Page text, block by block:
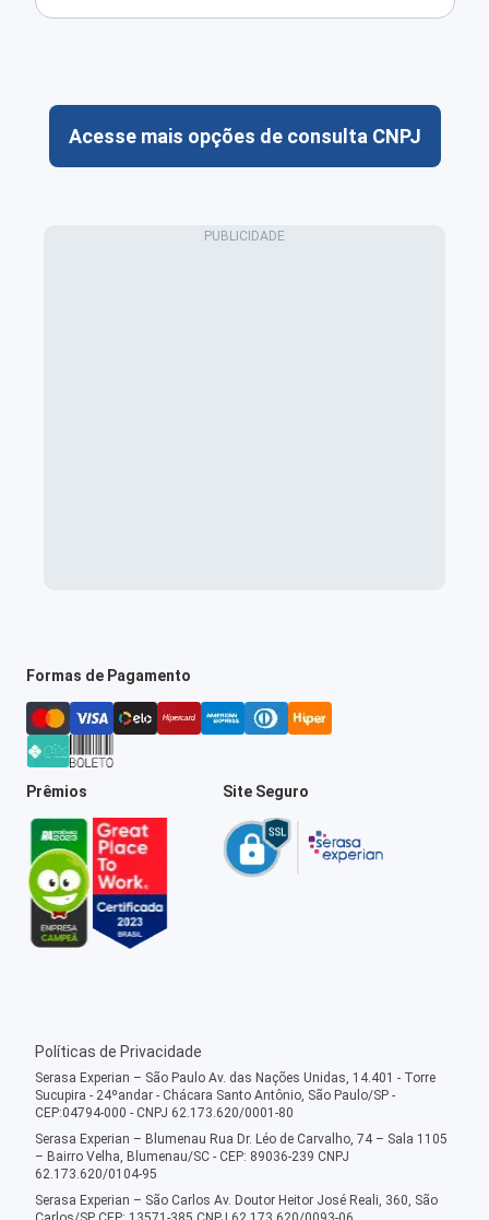
Acesse mais opções de consulta CNPJ
Formas de Pagamento
Prêmios Site Seguro
Políticas de Privacidade
Serasa Experian – São Paulo Av. das Nações Unidas, 14.401 - Torre
Sucupira - 24ºandar - Chácara Santo Antônio, São Paulo/SP -
CEP:04794-000 - CNPJ 62.173.620/0001-80
Serasa Experian – Blumenau Rua Dr. Léo de Carvalho, 74 – Sala 1105
– Bairro Velha, Blumenau/SC - CEP: 89036-239 CNPJ
62.173.620/0104-95
Serasa Experian – São Carlos Av. Doutor Heitor José Reali, 360, São